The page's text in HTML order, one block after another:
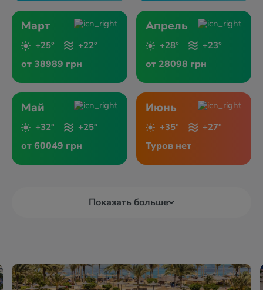
Март
+25° +22°
от 38989 грн
Апрель
+28° +23°
от 28098 грн
Май
+32° +25°
от 60049 грн
Июнь
+35° +27°
Туров нет
Показать больше